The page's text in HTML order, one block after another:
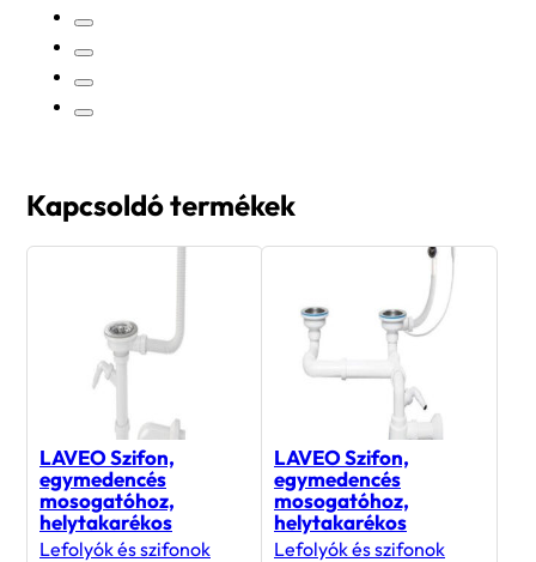
Kapcsoldó termékek
LAVEO Szifon,
egymedencés
mosogatóhoz,
helytakarékos
Lefolyók és szifonok
LAVEO Szifon,
egymedencés
mosogatóhoz,
helytakarékos
Lefolyók és szifonok